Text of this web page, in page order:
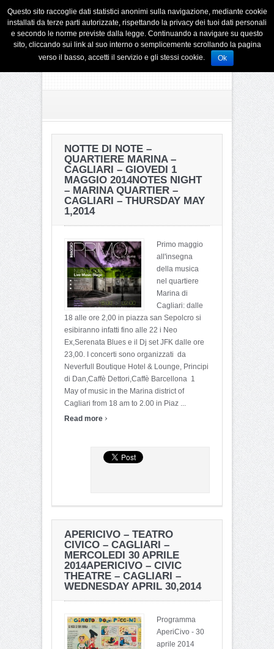
NOTTE DI NOTE –
QUARTIERE MARINA –
CAGLIARI – GIOVEDI 1
MAGGIO 2014NOTES NIGHT
– MARINA QUARTIER –
CAGLIARI – THURSDAY MAY
1,2014
Primo maggio
all'insegna
della musica
nel quartiere
Marina di
Cagliari: dalle
18 alle ore 2,00 in piazza san Sepolcro si
esibiranno infatti fino alle 22 i Neo
Ex,Serenata Blues e il Dj set JFK dalle ore
23,00. I concerti sono organizzati da
Neverfull Boutique Hotel & Lounge, Principi
di Dan,Caffè Dettori,Caffè Barcellona 1
May of music in the Marina district of
Cagliari from 18 am to 2.00 in Piaz ...
Read more ›
APERICIVO – TEATRO
CIVICO – CAGLIARI –
MERCOLEDI 30 APRILE
2014APERICIVO – CIVIC
THEATRE – CAGLIARI –
WEDNESDAY APRIL 30,2014
Programma
AperiCivo - 30
aprile 2014
Questo sito raccoglie dati statistici anonimi sulla navigazione, mediante cookie
installati da terze parti autorizzate, rispettando la privacy dei tuoi dati personali
e secondo le norme previste dalla legge. Continuando a navigare su questo
sito, cliccando sui link al suo interno o semplicemente scrollando la pagina
verso il basso, accetti il servizio e gli stessi cookie.
Ok